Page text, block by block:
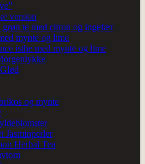
version
grøn te med citron og ingefær
mynte og lime
isthe med mynte og lime
og mynte
Jasminperler
Herbal Tea